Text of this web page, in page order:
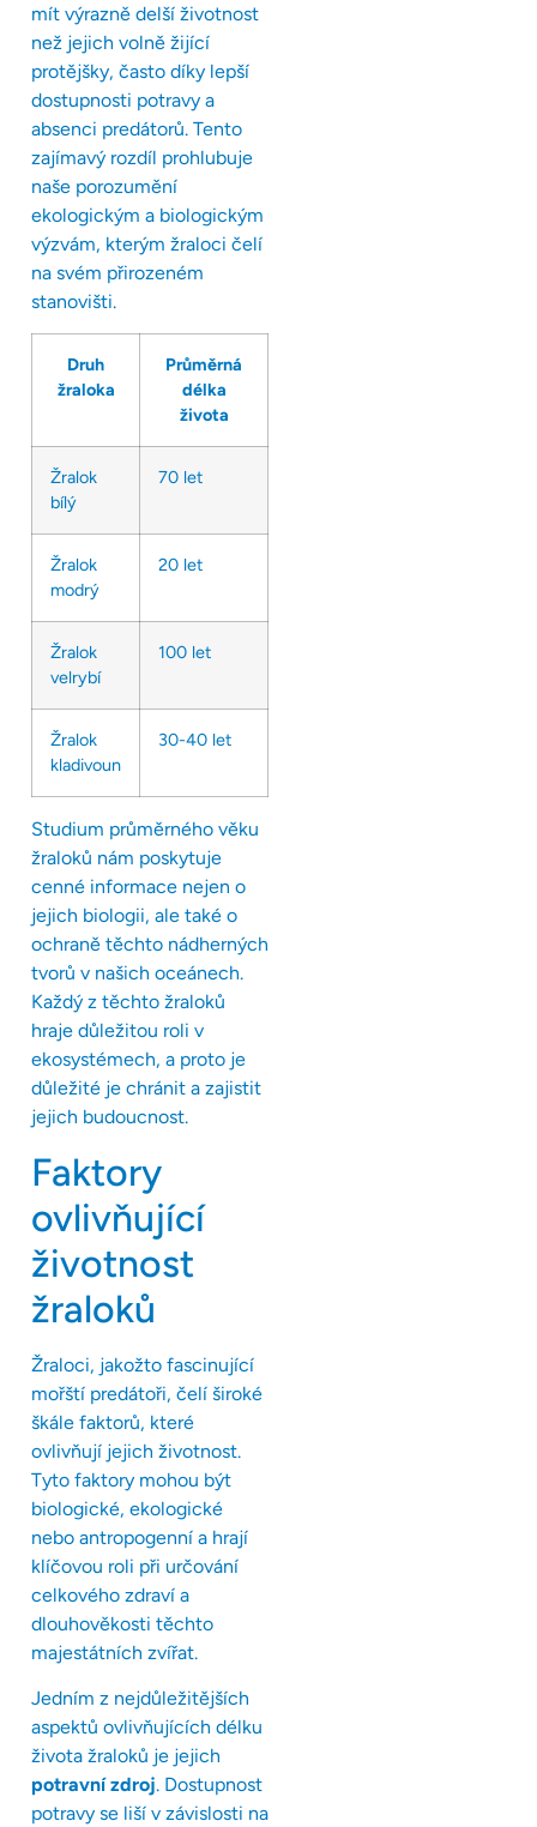
mít výrazně delší životnost
než jejich volně žijící
protějšky, často díky lepší
dostupnosti potravy a
absenci predátorů. Tento
zajímavý rozdíl prohlubuje
naše porozumění
ekologickým a biologickým
výzvám, kterým žraloci čelí
na svém přirozeném
stanovišti.
Druh
žraloka
Průměrná
délka
života
Žralok
bílý
70 let
Žralok
modrý
20 let
Žralok
velrybí
100 let
Žralok
kladivoun
30-40 let
Studium průměrného věku
žraloků nám poskytuje
cenné informace nejen o
jejich biologii, ale také o
ochraně těchto nádherných
tvorů v našich oceánech.
Každý z těchto žraloků
hraje důležitou roli v
ekosystémech, a proto je
důležité je chránit a zajistit
jejich budoucnost.
Faktory
ovlivňující
životnost
žraloků
Žraloci, jakožto fascinující
mořští predátoři, čelí široké
škále faktorů, které
ovlivňují jejich životnost.
Tyto faktory mohou být
biologické, ekologické
nebo antropogenní a hrají
klíčovou roli při určování
celkového zdraví a
dlouhověkosti těchto
majestátních zvířat.
Jedním z nejdůležitějších
aspektů ovlivňujících délku
života žraloků je jejich
potravní zdroj. Dostupnost
potravy se liší v závislosti na